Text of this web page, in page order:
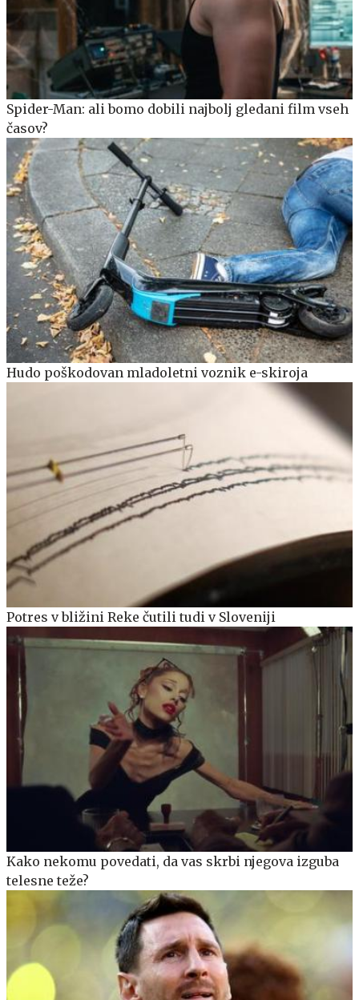
Spider-Man: ali bomo dobili najbolj gledani film vseh
časov?
Hudo poškodovan mladoletni voznik e-skiroja
Potres v bližini Reke čutili tudi v Sloveniji
Kako nekomu povedati, da vas skrbi njegova izguba
telesne teže?